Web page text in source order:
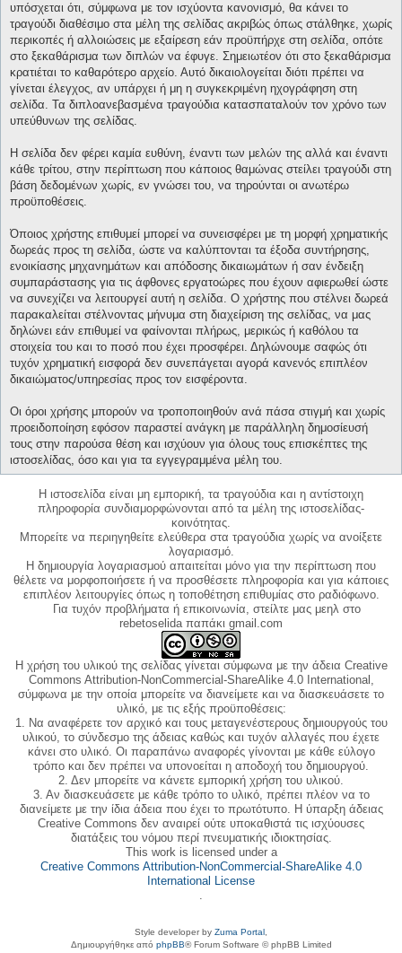
υπόσχεται ότι, σύμφωνα με τον ισχύοντα κανονισμό, θα κάνει το
τραγούδι διαθέσιμο στα μέλη της σελίδας ακριβώς όπως στάλθηκε, χωρίς
περικοπές ή αλλοιώσεις με εξαίρεση εάν προϋπήρχε στη σελίδα, οπότε
στο ξεκαθάρισμα των διπλών να έφυγε. Σημειωτέον ότι στο ξεκαθάρισμα
κρατιέται το καθαρότερο αρχείο. Αυτό δικαιολογείται διότι πρέπει να
γίνεται έλεγχος, αν υπάρχει ή μη η συγκεκριμένη ηχογράφηση στη
σελίδα. Τα διπλοανεβασμένα τραγούδια κατασπαταλούν τον χρόνο των
υπεύθυνων της σελίδας.
Η σελίδα δεν φέρει καμία ευθύνη, έναντι των μελών της αλλά και έναντι
κάθε τρίτου, στην περίπτωση που κάποιος θαμώνας στείλει τραγούδι στη
βάση δεδομένων χωρίς, εν γνώσει του, να τηρούνται οι ανωτέρω
προϋποθέσεις.
Όποιος χρήστης επιθυμεί μπορεί να συνεισφέρει με τη μορφή χρηματικής
δωρεάς προς τη σελίδα, ώστε να καλύπτονται τα έξοδα συντήρησης,
ενοικίασης μηχανημάτων και απόδοσης δικαιωμάτων ή σαν ένδειξη
συμπαράστασης για τις άφθονες εργατοώρες που έχουν αφιερωθεί ώστε
να συνεχίζει να λειτουργεί αυτή η σελίδα. Ο χρήστης που στέλνει δωρεά
παρακαλείται στέλνοντας μήνυμα στη διαχείριση της σελίδας, να μας
δηλώνει εάν επιθυμεί να φαίνονται πλήρως, μερικώς ή καθόλου τα
στοιχεία του και το ποσό που έχει προσφέρει. Δηλώνουμε σαφώς ότι
τυχόν χρηματική εισφορά δεν συνεπάγεται αγορά κανενός επιπλέον
δικαιώματος/υπηρεσίας προς τον εισφέροντα.
Οι όροι χρήσης μπορούν να τροποποιηθούν ανά πάσα στιγμή και χωρίς
προειδοποίηση εφόσον παραστεί ανάγκη με παράλληλη δημοσίευσή
τους στην παρούσα θέση και ισχύουν για όλους τους επισκέπτες της
ιστοσελίδας, όσο και για τα εγγεγραμμένα μέλη του.
Η ιστοσελίδα είναι μη εμπορική, τα τραγούδια και η αντίστοιχη
πληροφορία συνδιαμορφώνονται από τα μέλη της ιστοσελίδας-
κοινότητας.
Μπορείτε να περιηγηθείτε ελεύθερα στα τραγούδια χωρίς να ανοίξετε
λογαριασμό.
Η δημιουργία λογαριασμού απαιτείται μόνο για την περίπτωση που
θέλετε να μορφοποιήσετε ή να προσθέσετε πληροφορία και για κάποιες
επιπλέον λειτουργίες όπως η τοποθέτηση επιθυμίας στο ραδιόφωνο.
Για τυχόν προβλήματα ή επικοινωνία, στείλτε μας μεηλ στο
rebetoselida παπάκι gmail.com
Η χρήση του υλικού της σελίδας γίνεται σύμφωνα με την άδεια Creative
Commons Attribution-NonCommercial-ShareAlike 4.0 International,
σύμφωνα με την οποία μπορείτε να διανείμετε και να διασκευάσετε το
υλικό, με τις εξής προϋποθέσεις:
1. Να αναφέρετε τον αρχικό και τους μεταγενέστερους δημιουργούς του
υλικού, το σύνδεσμο της άδειας καθώς και τυχόν αλλαγές που έχετε
κάνει στο υλικό. Οι παραπάνω αναφορές γίνονται με κάθε εύλογο
τρόπο και δεν πρέπει να υπονοείται η αποδοχή του δημιουργού.
2. Δεν μπορείτε να κάνετε εμπορική χρήση του υλικού.
3. Αν διασκευάσετε με κάθε τρόπο το υλικό, πρέπει πλέον να το
διανείμετε με την ίδια άδεια που έχει το πρωτότυπο. Η ύπαρξη άδειας
Creative Commons δεν αναιρεί ούτε υποκαθιστά τις ισχύουσες
διατάξεις του νόμου περί πνευματικής ιδιοκτησίας.
This work is licensed under a
Creative Commons Attribution-NonCommercial-ShareAlike 4.0
International License
.
Style developer by Zuma Portal
Δημιουργήθηκε από phpBB® Forum Software © phpBB Limited